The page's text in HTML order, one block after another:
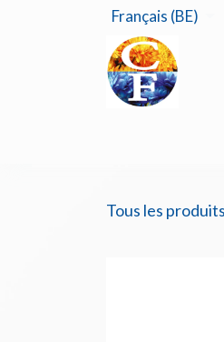
Se rendre au contenu
Français (BE)
Tous les produits